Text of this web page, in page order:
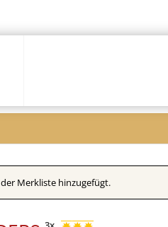
Merkliste hinzugefügt.